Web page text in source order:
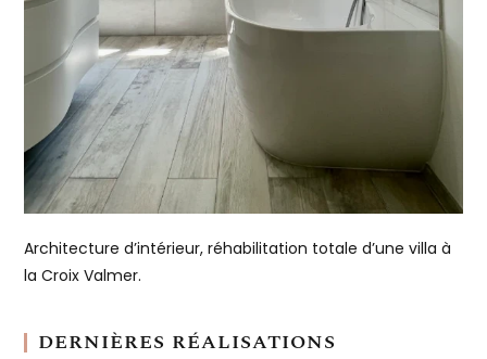
Architecture d’intérieur, réhabilitation totale d’une villa à
la Croix Valmer.
DERNIÈRES RÉALISATIONS